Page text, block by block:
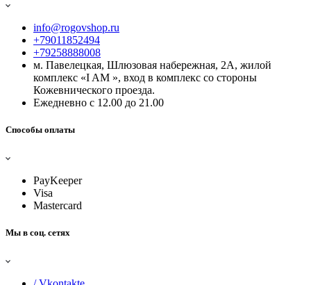
info@rogovshop.ru
+79011852494
+79258888008
м. Павелецкая, Шлюзовая набережная, 2А, жилой
комплекс «I AM », вход в комплекс со стороны
Кожевнического проезда.
Ежедневно с 12.00 до 21.00
Способы оплаты
PayKeeper
Visa
Mastercard
Мы в соц. сетях